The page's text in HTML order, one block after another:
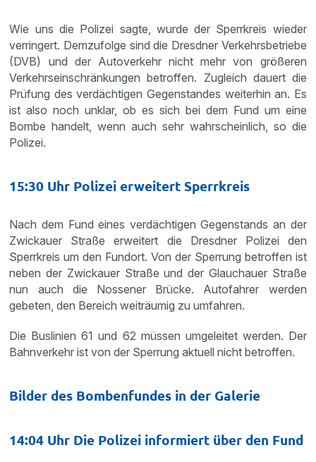
Wie uns die Polizei sagte, wurde der Sperrkreis wieder
verringert. Demzufolge sind die Dresdner Verkehrsbetriebe
(DVB) und der Autoverkehr nicht mehr von größeren
Verkehrseinschränkungen betroffen. Zugleich dauert die
Prüfung des verdächtigen Gegenstandes weiterhin an. Es
ist also noch unklar, ob es sich bei dem Fund um eine
Bombe handelt, wenn auch sehr wahrscheinlich, so die
Polizei.
15:30 Uhr Polizei erweitert Sperrkreis
Nach dem Fund eines verdächtigen Gegenstands an der
Zwickauer Straße erweitert die Dresdner Polizei den
Sperrkreis um den Fundort. Von der Sperrung betroffen ist
neben der Zwickauer Straße und der Glauchauer Straße
nun auch die Nossener Brücke. Autofahrer werden
gebeten, den Bereich weiträumig zu umfahren.
Die Buslinien 61 und 62 müssen umgeleitet werden. Der
Bahnverkehr ist von der Sperrung aktuell nicht betroffen.
Bilder des Bombenfundes in der Galerie
14:04 Uhr Die Polizei informiert über den Fund